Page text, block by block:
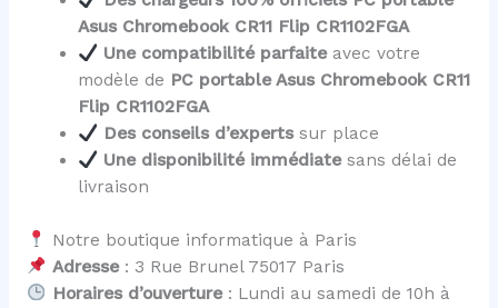
Asus Chromebook CR11 Flip CR1102FGA
Une compatibilité parfaiteavec votre
modèle de PC portable Asus Chromebook CR11
Flip CR1102FGA
Des conseils d’expertssur place
Une disponibilité immédiatesans délai de
livraison
Notre boutique informatique à Paris
Adresse: 3 Rue Brunel 75017 Paris
Horaires d’ouverture: Lundi au samedi de 10h à